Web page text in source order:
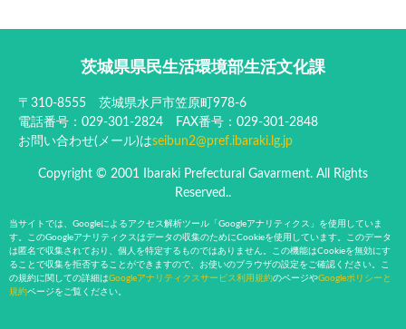
茨城県県民生活環境部生活文化課
〒310-8555 茨城県水戸市笠原町978-6
電話番号：029-301-2824 FAX番号：029-301-2848
お問い合わせ(メール)はseibun2@pref.ibaraki.lg.jp
Copyright © 2001 Ibaraki Prefectural Gavarment. All Rights
Reserved..
当サイトでは、Googleによるアクセス解析ツール「Googleアナリティクス」を使用していま
す。このGoogleアナリティクスはデータの収集のためにCookieを使用しています。このデータ
は匿名で収集されており、個人を特定するものではありません。この機能はCookieを無効にす
ることで収集を拒否することができますので、お使いのブラウザの設定をご確認ください。こ
の規約に関しての詳細はGoogleアナリティクスサービス利用規約のページやGoogleポリシーと
規約ページをご覧ください。